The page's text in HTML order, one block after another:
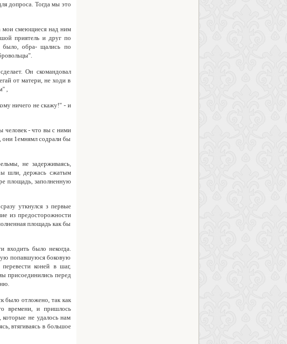
допроса. Тогда мы это
мои смеющиеся над ним
приятель и друг по
было, обра- щались по
Он скомандовал
от матери, не ходи в
,
ничего не скажу!" - и
человек - что вы с ними
они 1емнямл содрали бы
не задерживаясь,
шли, держась сжатым
площадь, заполненную
уткнулся з первые
из предосторожности
площадь как бы
входить было некогда.
попавшуюся боковую
коней в шаг,
присоединились перед
было отложено, так как
времени, и пришлось
не удалось нам
втягиваясь в большое